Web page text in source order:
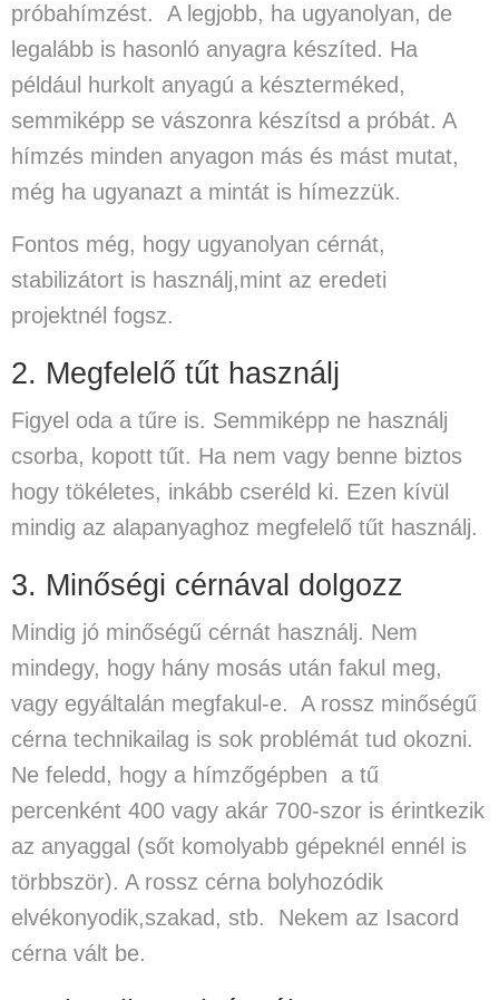
próbahímzést. A legjobb, ha ugyanolyan, de
legalább is hasonló anyagra készíted. Ha
például hurkolt anyagú a készterméked,
semmiképp se vászonra készítsd a próbát. A
hímzés minden anyagon más és mást mutat,
még ha ugyanazt a mintát is hímezzük.
Fontos még, hogy ugyanolyan cérnát,
stabilizátort is használj,mint az eredeti
projektnél fogsz.
2. Megfelelő tűt használj
Figyel oda a tűre is. Semmiképp ne használj
csorba, kopott tűt. Ha nem vagy benne biztos
hogy tökéletes, inkább cseréld ki. Ezen kívül
mindig az alapanyaghoz megfelelő tűt használj.
3. Minőségi cérnával dolgozz
Mindig jó minőségű cérnát használj. Nem
mindegy, hogy hány mosás után fakul meg,
vagy egyáltalán megfakul-e. A rossz minőségű
cérna technikailag is sok problémát tud okozni.
Ne feledd, hogy a hímzőgépben a tű
percenként 400 vagy akár 700-szor is érintkezik
az anyaggal (sőt komolyabb gépeknél ennél is
törbbször). A rossz cérna bolyhozódik
elvékonyodik,szakad, stb. Nekem az Isacord
cérna vált be.